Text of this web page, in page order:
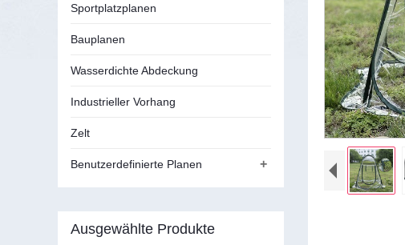
Sportplatzplanen
Bauplanen
Wasserdichte Abdeckung
Industrieller Vorhang
Zelt
+
Benutzerdefinierte Planen
Ausgewählte Produkte